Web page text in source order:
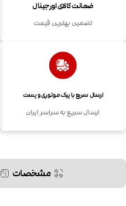
ضمانت کالای اورجینال
تضمین بهترین قیمت
ارسال سریع با پیک موتوری و پست
ارسال سریع به سراسر ایران
مشخصات